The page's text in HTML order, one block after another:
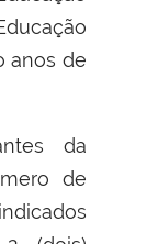
anos de
da
de